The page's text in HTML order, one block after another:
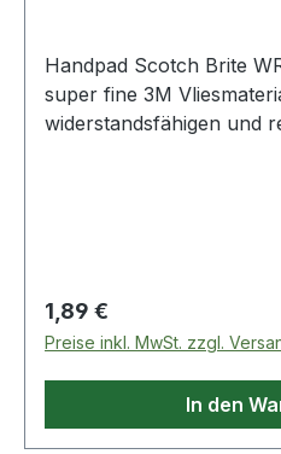
Handpad Scotch Brite
super fine 3M
widerstandsfähigen und
Regulärer Preis:
1,89 €
Preise inkl. MwSt. zzgl.
In den